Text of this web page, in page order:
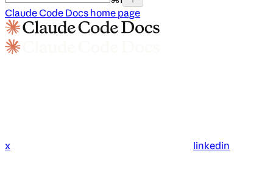
Claude Code Docs home page
x linkedin